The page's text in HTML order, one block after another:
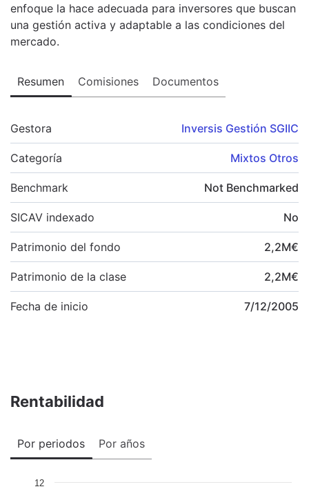
enfoque la hace adecuada para inversores que buscan
una gestión activa y adaptable a las condiciones del
mercado.
Resumen Comisiones Documentos
Gestora Inversis Gestión SGIIC
Categoría Mixtos Otros
Benchmark Not Benchmarked
SICAV indexado No
Patrimonio del fondo 2,2M€
Patrimonio de la clase 2,2M€
Fecha de inicio 7/12/2005
Rentabilidad
Por periodos Por años
12